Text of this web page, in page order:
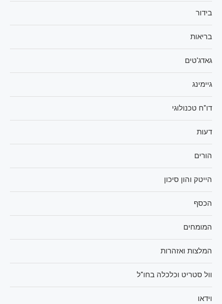
בידור
בריאות
גאדג'טים
גיימינג
דו"ח טכנולוגי
דעות
הורים
הייטק והון סיכון
הכסף
המומחים
המלצות ואזהרות
וול סטריט וכלכלה בחו"ל
וידאו